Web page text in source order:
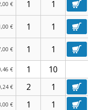
€
€
€
€
€
€